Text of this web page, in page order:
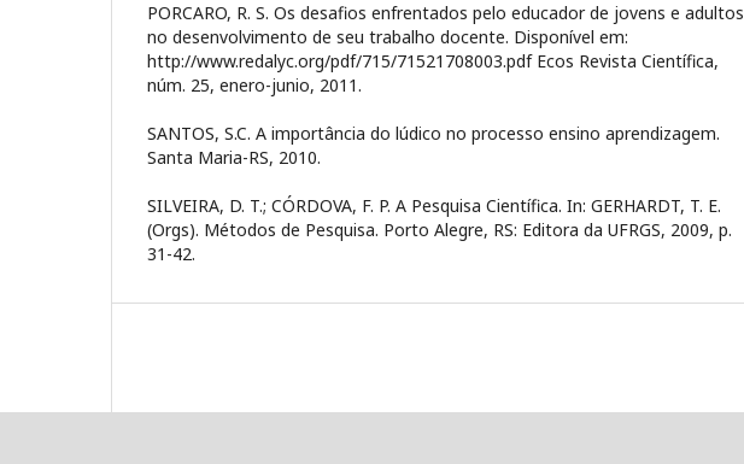
PORCARO, R. S. Os desafios enfrentados pelo educador de jovens e adultos
no desenvolvimento de seu trabalho docente. Disponível em:
http://www.redalyc.org/pdf/715/71521708003.pdf Ecos Revista Científica,
núm. 25, enero-junio, 2011.
SANTOS, S.C. A importância do lúdico no processo ensino aprendizagem.
Santa Maria-RS, 2010.
SILVEIRA, D. T.; CÓRDOVA, F. P. A Pesquisa Científica. In: GERHARDT, T. E.
(Orgs). Métodos de Pesquisa. Porto Alegre, RS: Editora da UFRGS, 2009, p.
31-42.